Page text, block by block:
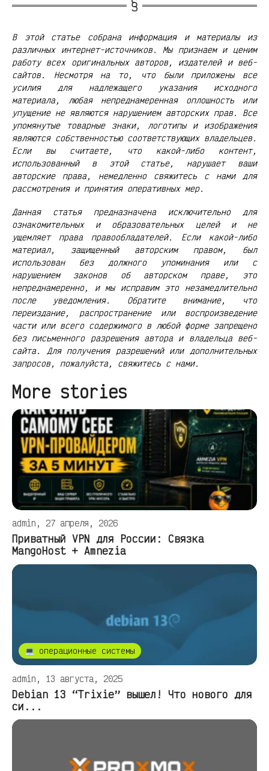
В этой статье собрана информация и материалы из
различных интернет-источников. Мы признаем и ценим
работу всех оригинальных авторов, издателей и веб-
сайтов. Несмотря на то, что были приложены все
усилия для надлежащего указания исходного
материала, любая непреднамеренная оплошность или
упущение не являются нарушением авторских прав. Все
упомянутые товарные знаки, логотипы и изображения
являются собственностью соответствующих владельцев.
Если вы считаете, что какой-либо контент,
использованный в этой статье, нарушает ваши
авторские права, немедленно свяжитесь с нами для
рассмотрения и принятия оперативных мер.
Данная статья предназначена исключительно для
ознакомительных и образовательных целей и не
ущемляет права правообладателей. Если какой-либо
материал, защищенный авторским правом, был
использован без должного упоминания или с
нарушением законов об авторском праве, это
непреднамеренно, и мы исправим это незамедлительно
после уведомления. Обратите внимание, что
переиздание, распространение или воспроизведение
части или всего содержимого в любой форме запрещено
без письменного разрешения автора и владельца веб-
сайта. Для получения разрешений или дополнительных
запросов, пожалуйста, свяжитесь с нами.
More stories
admin, 27 апреля, 2026
Приватный VPN для России: Связка
MangoHost + Amnezia
💻 операционные системы
admin, 13 августа, 2025
Debian 13 “Trixie” вышел! Что нового для
си...